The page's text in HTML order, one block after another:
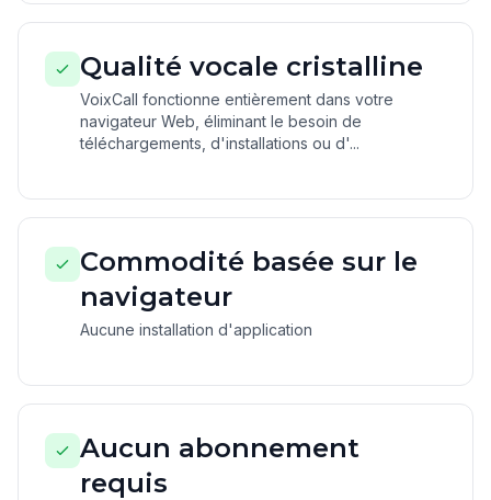
Qualité vocale cristalline
VoixCall fonctionne entièrement dans votre
navigateur Web, éliminant le besoin de
téléchargements, d'installations ou d'...
Commodité basée sur le
navigateur
Aucune installation d'application
Aucun abonnement
requis